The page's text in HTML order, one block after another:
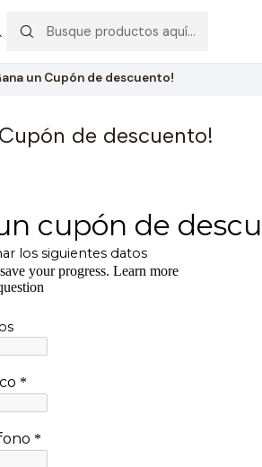
por compras mayores a S/ 150
un Cupón de descuento!
de descuento!